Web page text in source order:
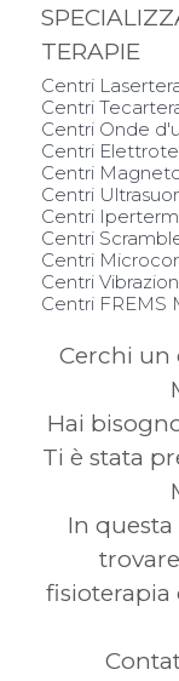
TERAPIE
Centri
Centri
Centri Onde
Centri
Centri
Centri
Centri
Centri
Centri
Centri
Centri FREMS
Cerchi un
Hai
Ti è stata
In
fisioterapia